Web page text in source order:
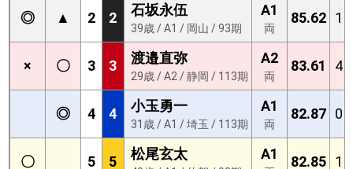
◎ ▲ 2 2 石坂永伍
39歳 / A1 / 岡山 / 93期
A1
両
85.62 1
× 〇 3 3 渡邉直弥
29歳 / A2 / 静岡 / 113期
A2
両
83.61 4
◎ 4 4 小玉勇一
31歳 / A1 / 埼玉 / 113期
A1
両
82.87 0
〇 5 5 松尾玄太 A1 82.85 1